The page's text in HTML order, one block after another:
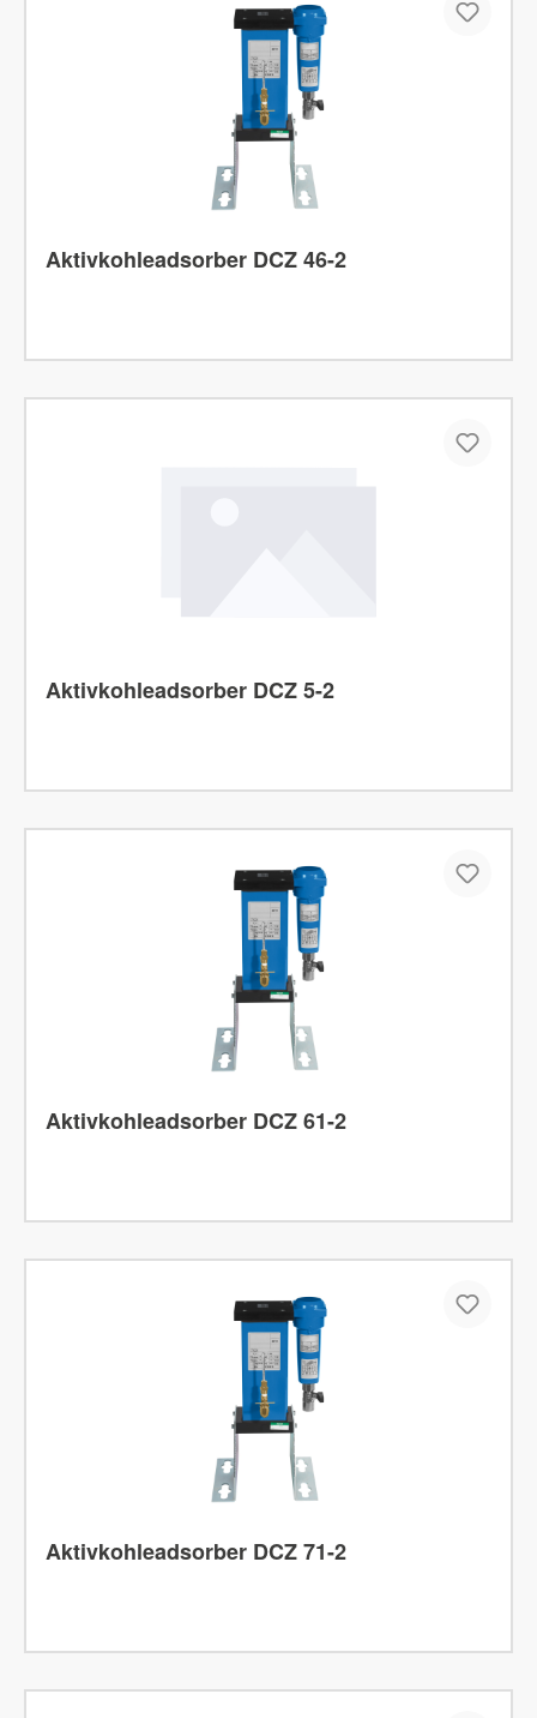
Aktivkohleadsorber DCZ 46-2
Aktivkohleadsorber DCZ 5-2
Aktivkohleadsorber DCZ 61-2
Aktivkohleadsorber DCZ 71-2